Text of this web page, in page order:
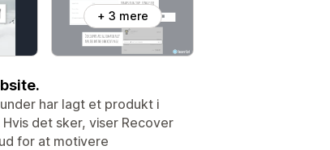
+ 3 mere
har lagt et produkt i
det sker, viser Recover
for at motivere